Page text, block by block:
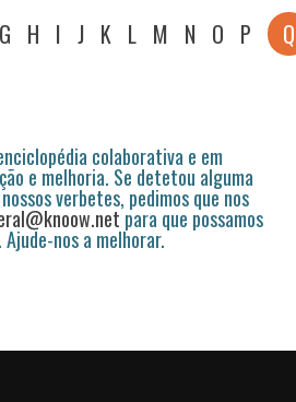
G H I J K L M N O P Q
colaborativa e em
e melhoria. Se detetou alguma
verbetes, pedimos que nos
para que possamos
nos a melhorar.